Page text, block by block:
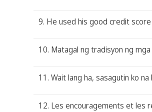
9. He used his good credit
10. Matagal ng tradisyon ng
11. Wait lang ha, sasagutin ko
12. Les encouragements et les